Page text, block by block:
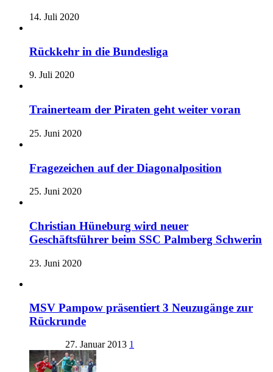
14. Juli 2020
Rückkehr in die Bundesliga
9. Juli 2020
Trainerteam der Piraten geht weiter voran
25. Juni 2020
Fragezeichen auf der Diagonalposition
25. Juni 2020
Christian Hüneburg wird neuer
Geschäftsführer beim SSC Palmberg Schwerin
23. Juni 2020
MSV Pampow präsentiert 3 Neuzugänge zur
Rückrunde
27. Januar 2013 1